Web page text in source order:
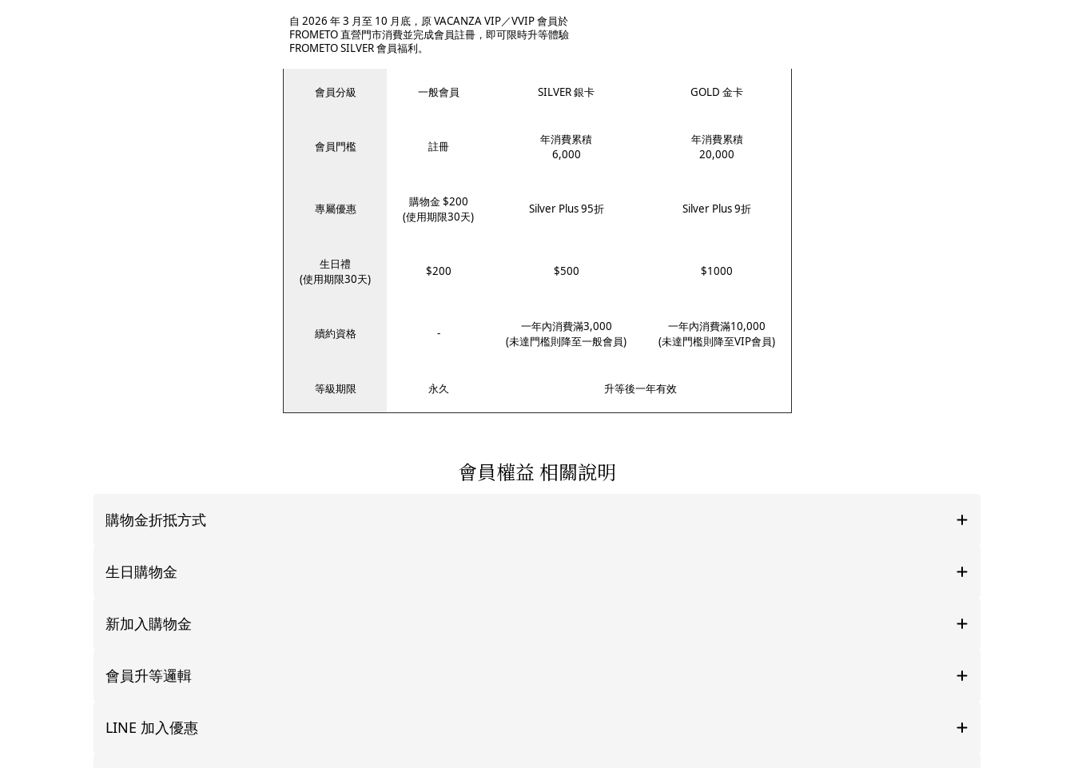
自 2026 年 3 月至 10 月底，原 VACANZA VIP／VVIP 會員於
FROMETO 直營門市消費並完成會員註冊，即可限時升等體驗
FROMETO SILVER 會員福利。
會員分級 一般會員 SILVER 銀卡 GOLD 金卡
會員門檻 註冊
年消費累積
6,000
年消費累積
20,000
專屬優惠
購物金 $200
(使用期限30天)
Silver Plus 95折 Silver Plus 9折
生日禮
(使用期限30天)
$200 $500 $1000
續約資格 -
一年內消費滿3,000
(未達門檻則降至一般會員)
一年內消費滿10,000
(未達門檻則降至VIP會員)
等級期限 永久 升等後一年有效
會員權益 相關說明
購物金折抵方式
生日購物金
新加入購物金
會員升等邏輯
LINE 加入優惠